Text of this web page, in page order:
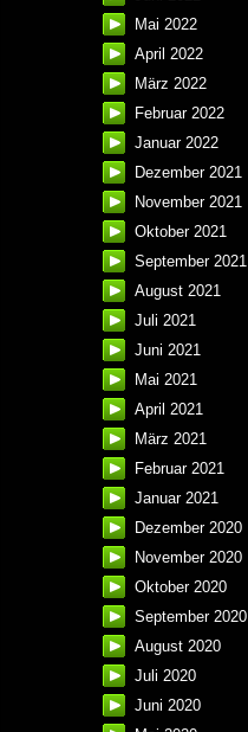
Mai 2022
April 2022
März 2022
Februar 2022
Januar 2022
Dezember 2021
November 2021
Oktober 2021
September 2021
August 2021
Juli 2021
Juni 2021
Mai 2021
April 2021
März 2021
Februar 2021
Januar 2021
Dezember 2020
November 2020
Oktober 2020
September 2020
August 2020
Juli 2020
Juni 2020